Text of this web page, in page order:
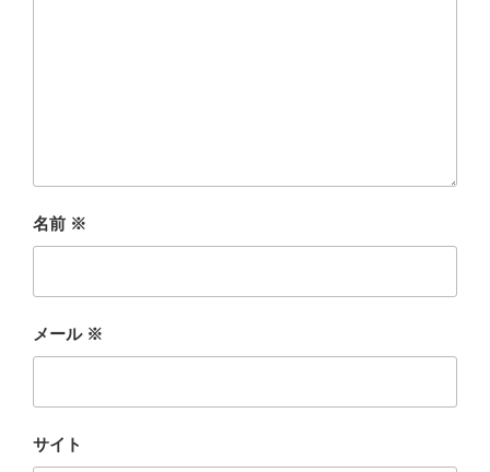
名前 ※
メール ※
サイト